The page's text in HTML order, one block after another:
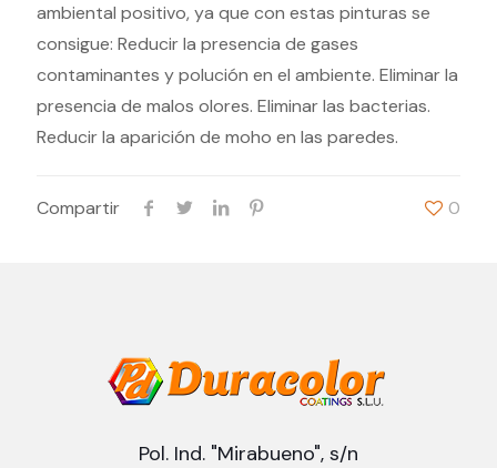
ambiental positivo, ya que con estas pinturas se
consigue: Reducir la presencia de gases
contaminantes y polución en el ambiente. Eliminar la
presencia de malos olores. Eliminar las bacterias.
Reducir la aparición de moho en las paredes.
Compartir 0
Pol. Ind. "Mirabueno", s/n